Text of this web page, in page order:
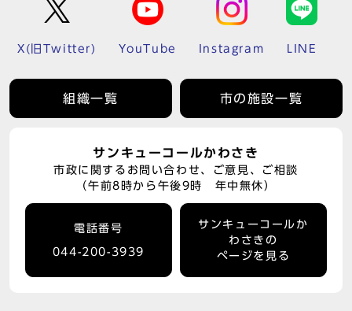
X(旧Twitter) YouTube Instagram LINE
組織一覧 市の施設一覧
サンキューコールかわさき
市政に関するお問い合わせ、ご意見、ご相談
（午前8時から午後9時 年中無休）
電話番号
044-200-3939
サンキューコールか
わさきの
ページを見る